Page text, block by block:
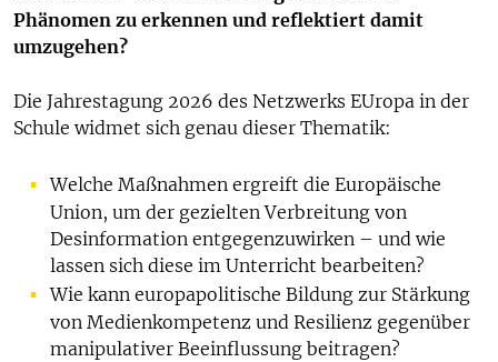
Phänomen zu erkennen und reflektiert damit
umzugehen?
Die Jahrestagung 2026 des Netzwerks EUropa in der
Schule widmet sich genau dieser Thematik:
Welche Maßnahmen ergreift die Europäische
Union, um der gezielten Verbreitung von
Desinformation entgegenzuwirken – und wie
lassen sich diese im Unterricht bearbeiten?
Wie kann europapolitische Bildung zur Stärkung
von Medienkompetenz und Resilienz gegenüber
manipulativer Beeinflussung beitragen?